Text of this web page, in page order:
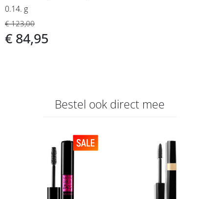
0.14. g
€ 123,00
€ 84,95
Bestel ook direct mee